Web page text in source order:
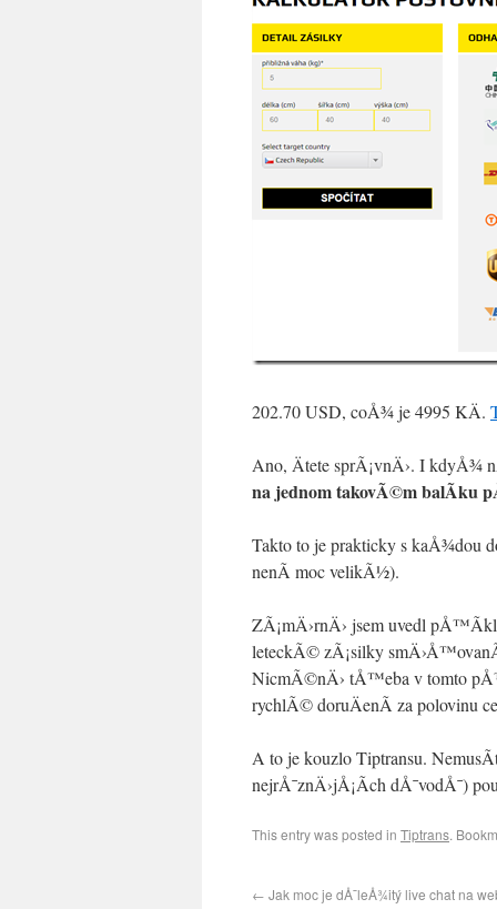
202.70 USD, coÅ¾ je 4995 KÄ.
Ano, Ätete sprÃ¡vnÄ›. I kdyÅ¾
na jednom takovÃ©m balÃ­ku
Takto to je prakticky s kaÅ¾dou
nenÃ­ moc velikÃ½).
ZÃ¡mÄ›rnÄ› jsem uvedl
leteckÃ© zÃ¡silky
NicmÃ©nÄ› tÅ™eba v tomto
rychlÃ© doruÄenÃ­ za polovinu
A to je kouzlo Tiptransu.
nejrÅ¯znÄ›jÅ¡Ã­ch dÅ¯vodÅ¯)
This entry was posted in Tiptrans.
← Jak moc je dÅ¯leÅ¾itý live chat na